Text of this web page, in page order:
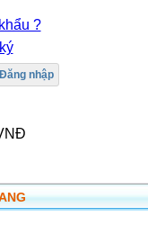
?